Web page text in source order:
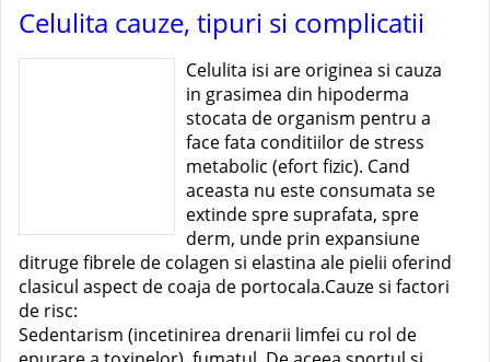
Celulita cauze, tipuri si complicatii
Celulita isi are originea si cauza
in grasimea din hipoderma
stocata de organism pentru a
face fata conditiilor de stress
metabolic (efort fizic). Cand
aceasta nu este consumata se
extinde spre suprafata, spre
derm, unde prin expansiune
ditruge fibrele de colagen si elastina ale pielii oferind
clasicul aspect de coaja de portocala.Cauze si factori
de risc:
Sedentarism (incetinirea drenarii limfei cu rol de